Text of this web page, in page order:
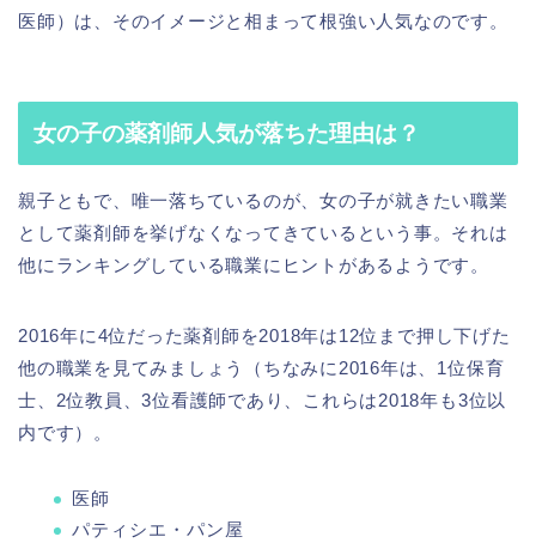
医師）は、そのイメージと相まって根強い人気なのです。
女の子の薬剤師人気が落ちた理由は？
親子ともで、唯一落ちているのが、女の子が就きたい職業
として薬剤師を挙げなくなってきているという事。それは
他にランキングしている職業にヒントがあるようです。
2016年に4位だった薬剤師を2018年は12位まで押し下げた
他の職業を見てみましょう（ちなみに2016年は、1位保育
士、2位教員、3位看護師であり、これらは2018年も3位以
内です）。
医師
パティシエ・パン屋